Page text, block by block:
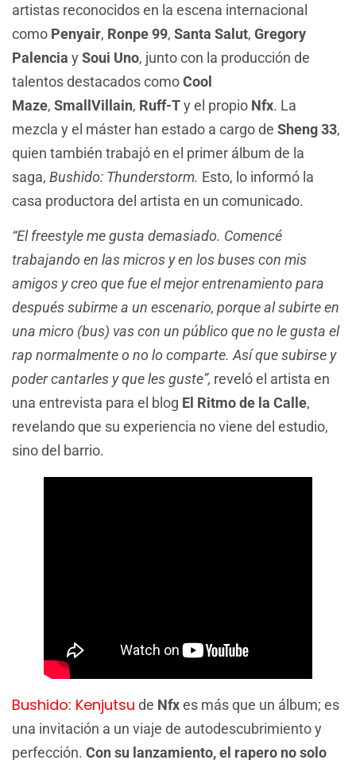
artistas reconocidos en la escena internacional
como Penyair, Ronpe 99, Santa Salut, Gregory
Palencia ySoui Uno, junto con la producción de
talentos destacados comoCool
Maze, SmallVillain, Ruff-Ty el propio Nfx. La
mezcla y el máster han estado a cargo de Sheng 33,
quien también trabajó en el primer álbum de la
saga, Bushido: Thunderstorm. Esto, lo informó la
casa productora del artista en un comunicado.
“El freestyle me gusta demasiado. Comencé
trabajando en las micros y en los buses con mis
amigos y creo que fue el mejor entrenamiento para
después subirme a un escenario, porque al subirte en
una micro (bus) vas con un público que no le gusta el
rap normalmente o no lo comparte. Así que subirse y
poder cantarles y que les guste”, reveló el artista en
una entrevista para el blog El Ritmo de la Calle,
revelando que su experiencia no viene del estudio,
sino del barrio.
Bushido: Kenjutsu de Nfxes más que un álbum; es
una invitación a un viaje de autodescubrimiento y
perfección. Con su lanzamiento, el rapero no solo